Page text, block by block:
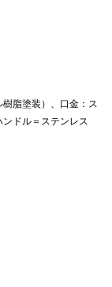
脂塗装）、口金：ス
ドル＝ステンレス